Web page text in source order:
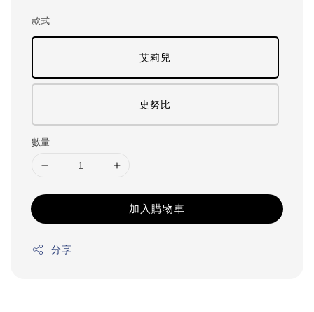
款式
艾莉兒
史努比
數量
加入購物車
分享